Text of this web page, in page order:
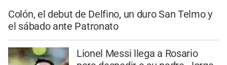
Colón, el debut de Delfino, un duro San Telmo y
el sábado ante Patronato
Lionel Messi llega a Rosario